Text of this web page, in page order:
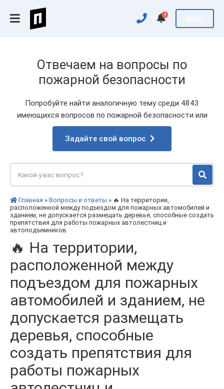
1
Отвечаем на вопросы по
пожарной безопасности
Попробуйте найти аналогичную тему среди 4843
имеющихся вопросов по пожарной безопасности или
Задайте свой вопрос
Главная » Вопросы и ответы » 🔥 На территории,
расположенной между подъездом для пожарных автомобилей и
зданием, не допускается размещать деревья, способные создать
препятствия для работы пожарных автолестниц и
автоподъемников
🔥 На территории,
расположенной между
подъездом для пожарных
автомобилей и зданием, не
допускается размещать
деревья, способные
создать препятствия для
работы пожарных